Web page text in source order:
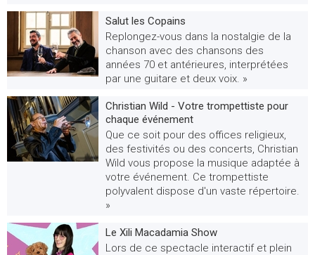
Salut les Copains
Replongez-vous dans la nostalgie de la
chanson avec des chansons des
années 70 et antérieures, interprétées
par une guitare et deux voix. »
Christian Wild - Votre trompettiste pour
chaque événement
Que ce soit pour des offices religieux,
des festivités ou des concerts, Christian
Wild vous propose la musique adaptée à
votre événement. Ce trompettiste
polyvalent dispose d'un vaste répertoire.
»
Le Xili Macadamia Show
Lors de ce spectacle interactif et plein